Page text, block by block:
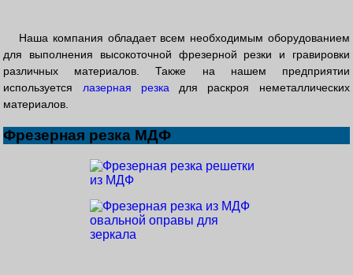
Наша компания обладает всем необходимым оборудованием
для выполнения высокоточной фрезерной резки и гравировки
различных материалов. Также на нашем предприятии
используется лазерная резка для раскроя неметаллических
материалов.
Фрезерная резка МДФ